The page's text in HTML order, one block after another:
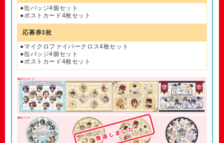
●缶バッジ4個セット
●ポストカード4枚セット
応募券3枚
●マイクロファイバークロス4枚セット
●缶バッジ4個セット
●ポストカード4枚セット